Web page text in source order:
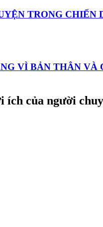
TRONG CHIẾN
VÌ BẢN THÂN VÀ
ích của người